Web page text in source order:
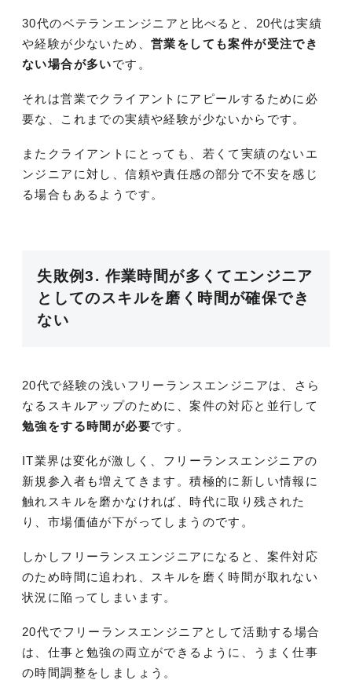
30代のベテランエンジニアと比べると、20代は実績
や経験が少ないため、 営業をしても案件が受注でき
ない場合が多いです。
それは営業でクライアントにアピールするために必
要な、これまでの実績や経験が少ないからです。
またクライアントにとっても、若くて実績のないエ
ンジニアに対し、信頼や責任感の部分で不安を感じ
る場合もあるようです。
失敗例3. 作業時間が多くてエンジニア
としてのスキルを磨く時間が確保でき
ない
20代で経験の浅いフリーランスエンジニアは、さら
なるスキルアップのために、案件の対応と並行して
勉強をする時間が必要です。
IT業界は変化が激しく、フリーランスエンジニアの
新規参入者も増えてきます。積極的に新しい情報に
触れスキルを磨かなければ、時代に取り残された
り、市場価値が下がってしまうのです。
しかしフリーランスエンジニアになると、案件対応
のため時間に追われ、スキルを磨く時間が取れない
状況に陥ってしまいます。
20代でフリーランスエンジニアとして活動する場合
は、仕事と勉強の両立ができるように、うまく仕事
の時間調整をしましょう。